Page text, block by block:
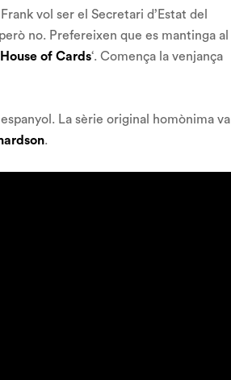
vol ser el Secretari d’Estat del
no. Prefereixen que es mantinga al
House of Cards‘. Comença la venjança
La sèrie original homònima va
.